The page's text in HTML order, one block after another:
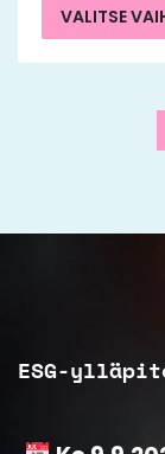
VALITSE
ESG-